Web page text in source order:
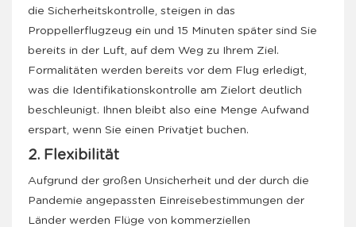
die Sicherheitskontrolle, steigen in das
Proppellerflugzeug ein und 15 Minuten später sind Sie
bereits in der Luft, auf dem Weg zu Ihrem Ziel.
Formalitäten werden bereits vor dem Flug erledigt,
was die Identifikationskontrolle am Zielort deutlich
beschleunigt. Ihnen bleibt also eine Menge Aufwand
erspart, wenn Sie einen Privatjet buchen.
2. Flexibilität
Aufgrund der großen Unsicherheit und der durch die
Pandemie angepassten Einreisebestimmungen der
Länder werden Flüge von kommerziellen